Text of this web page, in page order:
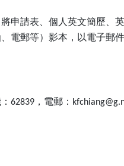
申請表、個人英文簡歷、
電郵等）影本，以電子郵
62839，電郵：